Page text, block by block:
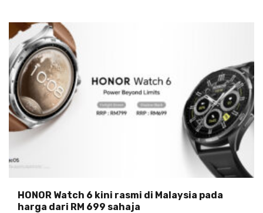
HONOR Watch 6 kini rasmi di Malaysia pada
harga dari RM 699 sahaja